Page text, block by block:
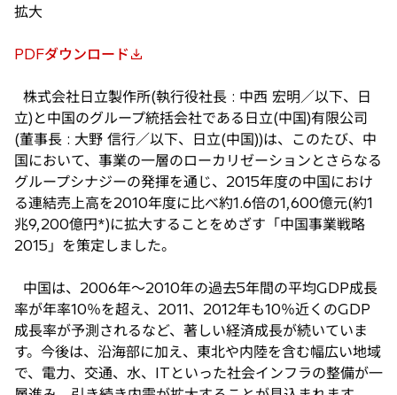
拡大
PDFダウンロード
新
い
タ
ブ
で
開
く
株式会社日立製作所(執行役社長 : 中西 宏明／以下、日
立)と中国のグループ統括会社である日立(中国)有限公司
(董事長 : 大野 信行／以下、日立(中国))は、このたび、中
国において、事業の一層のローカリゼーションとさらなる
グループシナジーの発揮を通じ、2015年度の中国におけ
る連結売上高を2010年度に比べ約1.6倍の1,600億元(約1
兆9,200億円*)に拡大することをめざす「中国事業戦略
2015」を策定しました。
中国は、2006年〜2010年の過去5年間の平均GDP成長
率が年率10％を超え、2011、2012年も10％近くのGDP
成長率が予測されるなど、著しい経済成長が続いていま
す。今後は、沿海部に加え、東北や内陸を含む幅広い地域
で、電力、交通、水、ITといった社会インフラの整備が一